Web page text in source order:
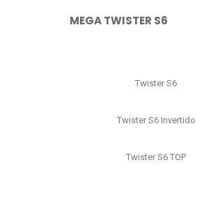
MEGA TWISTER S6
Twister S6
Twister S6 Invertido
Twister S6 TOP